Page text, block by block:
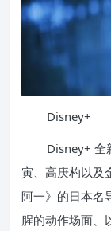
Disney+
Disney+ 全
寅、高庚杓以及
阿一》的日本名
腥的动作场面、